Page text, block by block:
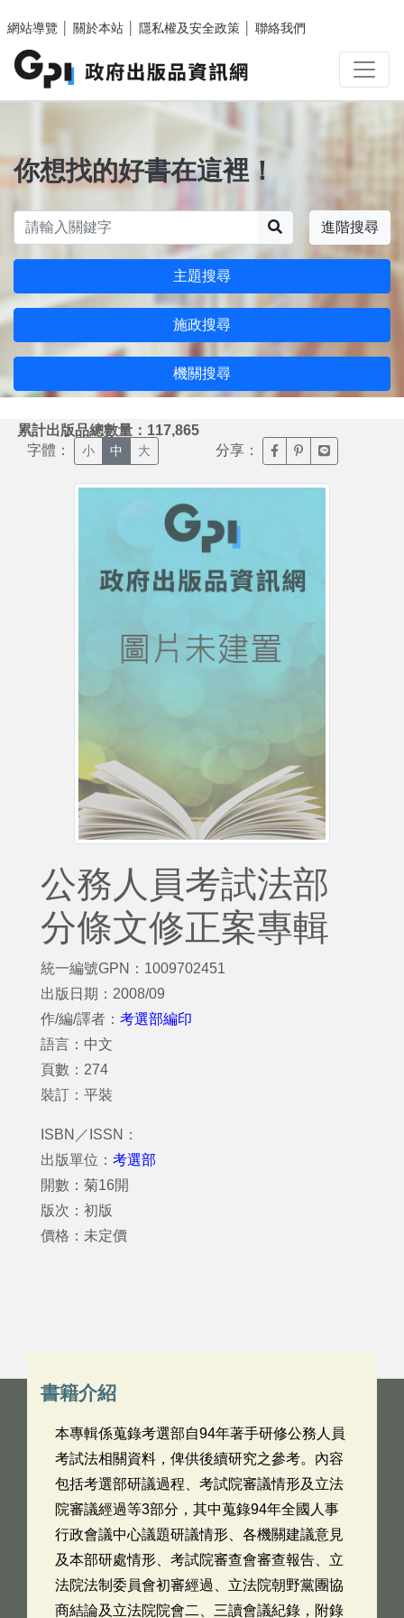
網站導覽
關於本站 隱私權及安全政策 聯絡我們
你想找的好書在這裡！
進階搜尋
主題搜尋
施政搜尋
機關搜尋
累計出版品總數量：117,865
字體： 小 中 大 分享： 臉書分享(另開新視窗)
噗浪分享(另開新
Line分享(另
公務人員考試法部
分條文修正案專輯
統一編號GPN：1009702451
出版日期：2008/09
作/編/譯者： 考選部編印
語言：中文
頁數：274
裝訂：平裝
ISBN／ISSN：
出版單位： 考選部
開數：菊16開
版次：初版
價格：未定價
書籍介紹
本專輯係蒐錄考選部自94年著手研修公務人員
考試法相關資料，俾供後續研究之參考。內容
包括考選部研議過程、考試院審議情形及立法
院審議經過等3部分，其中蒐錄94年全國人事
行政會議中心議題研議情形、各機關建議意見
及本部研處情形、考試院審查會審查報告、立
法院法制委員會初審經過、立法院朝野黨團協
商結論及立法院院會二、三讀會議紀錄，附錄